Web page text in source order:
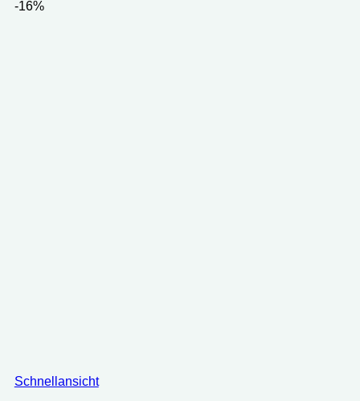
-16%
Schnellansicht